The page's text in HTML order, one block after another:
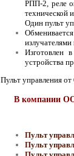
РПП-2, реле
технической
Один пульт
Изготовлен
устройства
Пульт управления
В компании
Пульт
Пульт